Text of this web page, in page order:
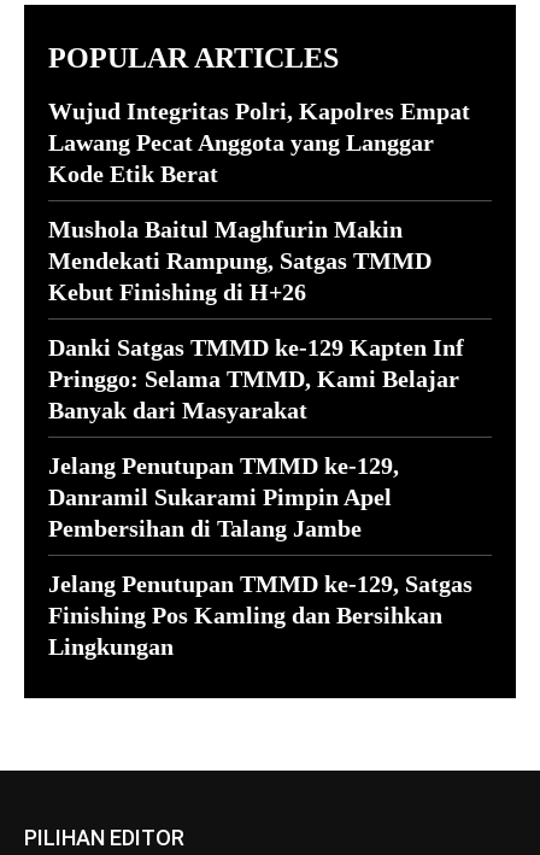
POPULAR ARTICLES
Wujud Integritas Polri, Kapolres Empat
Lawang Pecat Anggota yang Langgar
Kode Etik Berat
Mushola Baitul Maghfurin Makin
Mendekati Rampung, Satgas TMMD
Kebut Finishing di H+26
Danki Satgas TMMD ke-129 Kapten Inf
Pringgo: Selama TMMD, Kami Belajar
Banyak dari Masyarakat
Jelang Penutupan TMMD ke-129,
Danramil Sukarami Pimpin Apel
Pembersihan di Talang Jambe
Jelang Penutupan TMMD ke-129, Satgas
Finishing Pos Kamling dan Bersihkan
Lingkungan
PILIHAN EDITOR